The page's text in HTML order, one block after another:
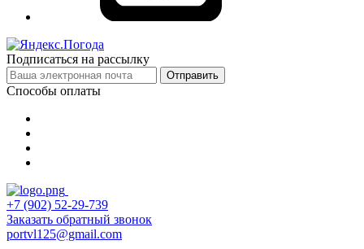
Подписаться на рассылку
Отправить
Способы оплаты
+7 (902) 52-29-739
Заказать обратный звонок
portvl125@gmail.com